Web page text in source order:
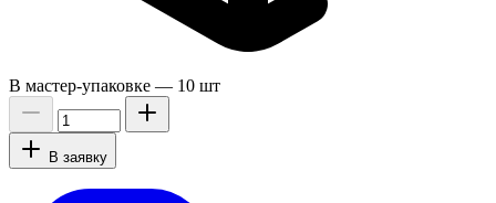
В мастер-упаковке — 10 шт
В заявку